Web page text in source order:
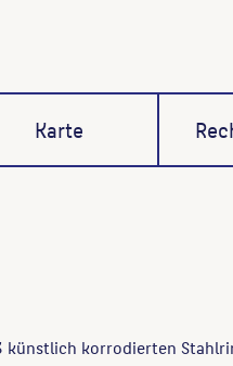
Karte
künstlich korrodierten